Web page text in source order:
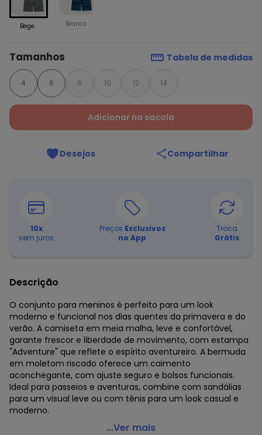
Bege Branco
Tamanhos Tabela de medidas
4 6 8 10 12 14
Adicionar na sacola
Desejos Compartilhar
10x
sem juros
Preços Exclusivos
no App
Troca
Grátis
Descrição
O conjunto para meninos é perfeito para um look
moderno e funcional nos dias quentes da primavera e do
verão. A camiseta em meia malha, leve e confortável,
garante frescor e liberdade de movimento, com estampa
"Adventure" que reflete o espírito aventureiro. A bermuda
em moletom riscado oferece um caimento
aconchegante, com ajuste seguro e bolsos funcionais.
Ideal para passeios e aventuras, combine com sandálias
para um visual leve ou com tênis para um look casual e
moderno.
Abrange - Conjunto Menino Adventure Bege
...Ver mais